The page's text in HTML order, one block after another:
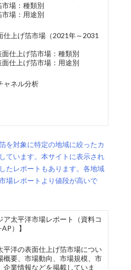
場：種類別
場：用途別
仕上げ箔市場（2021年～2031
仕上げ箔市場：種類別
仕上げ箔市場：用途別
ャネル分析
を対象に特定の地域に絞ったカ
ています。本サイトに表示され
たレポートもあります。各地域
場レポートより値段が高いで
ア太平洋市場レポート（資料コ
）】
平洋の表面仕上げ箔市場につい
概要、市場動向、市場規模、市
業情報などを掲載していま